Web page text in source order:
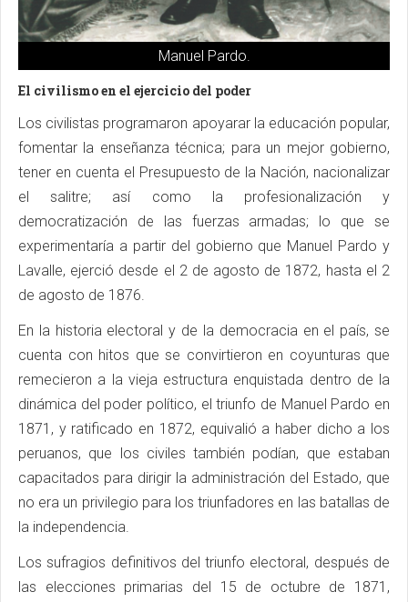
Manuel Pardo.
El civilismo en el ejercicio del poder
Los civilistas programaron apoyarar la educación popular,
fomentar la enseñanza técnica; para un mejor gobierno,
tener en cuenta el Presupuesto de la Nación, nacionalizar
el salitre; así como la profesionalización y
democratización de las fuerzas armadas; lo que se
experimentaría a partir del gobierno que Manuel Pardo y
Lavalle, ejerció desde el 2 de agosto de 1872, hasta el 2
de agosto de 1876.
En la historia electoral y de la democracia en el país, se
cuenta con hitos que se convirtieron en coyunturas que
remecieron a la vieja estructura enquistada dentro de la
dinámica del poder político, el triunfo de Manuel Pardo en
1871, y ratificado en 1872, equivalió a haber dicho a los
peruanos, que los civiles también podían, que estaban
capacitados para dirigir la administración del Estado, que
no era un privilegio para los triunfadores en las batallas de
la independencia.
Los sufragios definitivos del triunfo electoral, después de
las elecciones primarias del 15 de octubre de 1871,